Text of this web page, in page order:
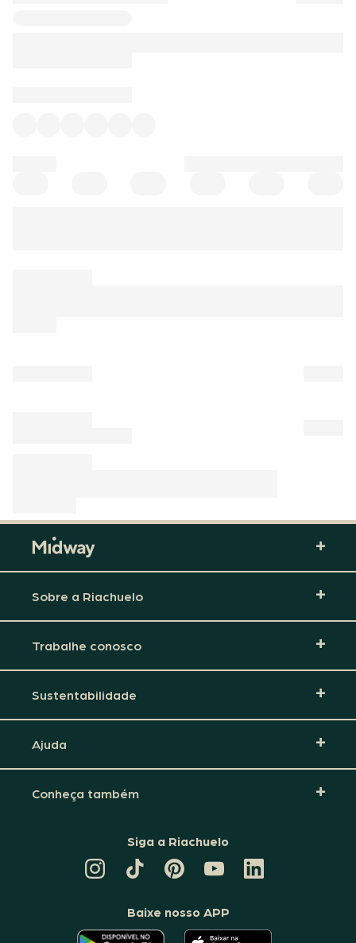
Sobre a Riachuelo
Trabalhe conosco
Sustentabilidade
Ajuda
Conheça também
Siga a Riachuelo
TIKTOK
DA
PINTEREST
DA
CANAL
DA
RIACHUELO
LINKEDIN
DA
Baixe nosso APP
O O